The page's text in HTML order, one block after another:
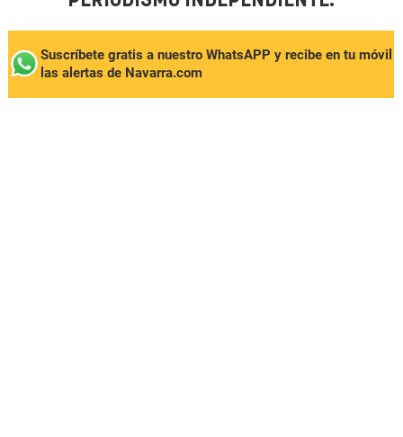
Suscríbete gratis a nuestro WhatsAPP y recibe en tu móvil
las alertas de Navarra.com